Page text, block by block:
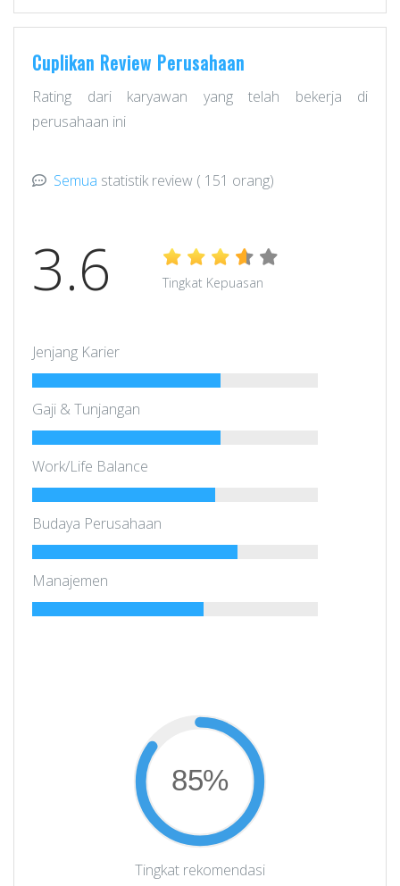
Cuplikan Review Perusahaan
Rating dari karyawan yang telah bekerja di
perusahaan ini
Semua statistik review ( 151 orang)
3.6 Tingkat Kepuasan
Jenjang Karier
Gaji & Tunjangan
Work/Life Balance
Budaya Perusahaan
Manajemen
85%
Tingkat rekomendasi